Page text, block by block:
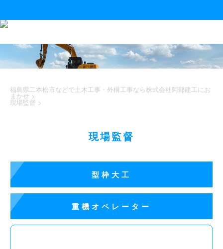
福島県二本松市などで土木工事・外構工事なら株式会社阿部建工にお
まかせ >
現場監督 >
現場監督
型枠大工
重機オペレーター